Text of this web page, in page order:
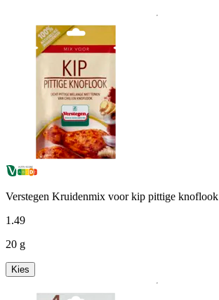
Verstegen Kruidenmix voor kip pittige knoflook
1 .49
20 g
Kies